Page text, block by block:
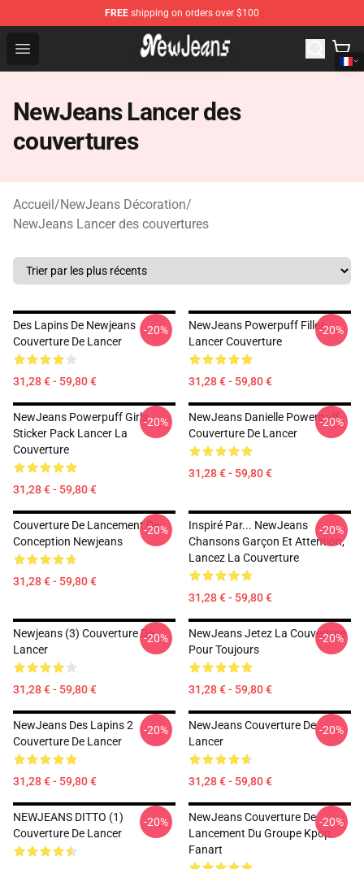
FREE shipping on orders over $100
Open menu
NewJeans Store - Official NewJeans Merchandise Shop
NewJeans Lancer des
couvertures
Accueil/NewJeans Décoration/
NewJeans Lancer des couvertures
Des Lapins De Newjeans
Couverture De Lancer
31,28 € - 59,80 €
-20%
NewJeans Powerpuff Filles
Lancer Couverture
31,28 € - 59,80 €
-20%
NewJeans Powerpuff Girls
Sticker Pack Lancer La
Couverture
31,28 € - 59,80 €
-20%
NewJeans Danielle Powerpuff
Couverture De Lancer
31,28 € - 59,80 €
-20%
Couverture De Lancement De
Conception Newjeans
31,28 € - 59,80 €
-20%
Inspiré Par... NewJeans
Chansons Garçon Et Attention,
Lancez La Couverture
31,28 € - 59,80 €
-20%
Newjeans (3) Couverture De
Lancer
31,28 € - 59,80 €
-20%
NewJeans Jetez La Couverture
Pour Toujours
31,28 € - 59,80 €
-20%
NewJeans Des Lapins 2
Couverture De Lancer
31,28 € - 59,80 €
-20%
NewJeans Couverture De
Lancer
31,28 € - 59,80 €
-20%
NEWJEANS DITTO (1)
Couverture De Lancer
-20%
NewJeans Couverture De
Lancement Du Groupe Kpop
Fanart
-20%